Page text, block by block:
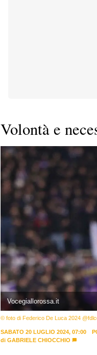
Volontà e
Vocegiallorossa.it
© foto di Federico De Luca 2024
SABATO 20 LUGLIO 2024, 07:00
di GABRIELE CHIOCCHIO